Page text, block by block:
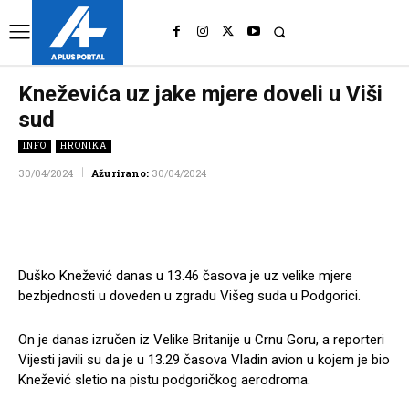
Kneževića uz jake mjere doveli u Viši
sud
INFO HRONIKA
30/04/2024 Ažurirano: 30/04/2024
Duško Knežević danas u 13.46 časova je uz velike mjere
bezbjednosti u doveden u zgradu Višeg suda u Podgorici.
On je danas izručen iz Velike Britanije u Crnu Goru, a reporteri
Vijesti javili su da je u 13.29 časova Vladin avion u kojem je bio
Knežević sletio na pistu podgoričkog aerodroma.